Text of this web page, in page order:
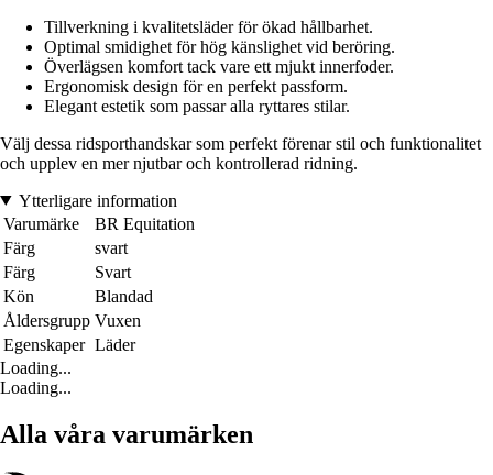
Tillverkning i kvalitetsläder för ökad hållbarhet.
Optimal smidighet för hög känslighet vid beröring.
Överlägsen komfort tack vare ett mjukt innerfoder.
Ergonomisk design för en perfekt passform.
Elegant estetik som passar alla ryttares stilar.
Välj dessa ridsporthandskar som perfekt förenar stil och funktionalitet
och upplev en mer njutbar och kontrollerad ridning.
Ytterligare information
Varumärke
BR Equitation
Färg
svart
Färg
Svart
Kön
Blandad
Åldersgrupp Vuxen
Egenskaper Läder
Loading...
Loading...
Alla våra varumärken